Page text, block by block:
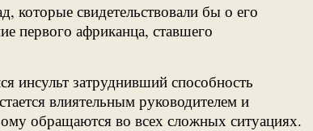
которые свидетельствовали бы о его
первого африканца, ставшего
инсульт затруднивший способность
влиятельным руководителем и
обращаются во всех сложных ситуациях.